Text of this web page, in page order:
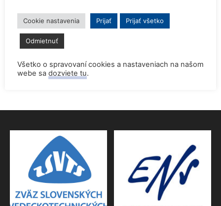
Prednáška o jadrovej energetike zaujala študentov aj
pedagógov gymnázia
9. júna 2026
Povolenie jadrového dozoru pre 4.blok EMO
9. júna 2026
Cookie nastavenia Prijať Prijať všetko
Odmietnuť
Všetko o spravovaní cookies a nastaveniach na našom
webe sa dozviete tu.